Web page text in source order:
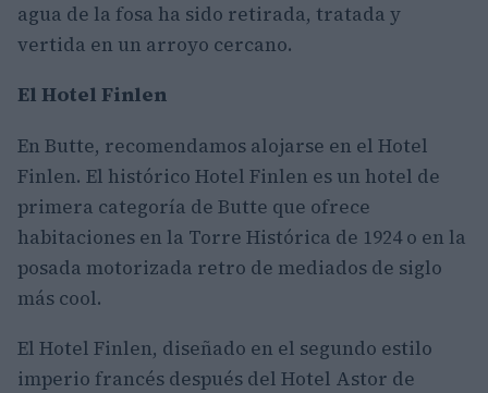
agua de la fosa ha sido retirada, tratada y
vertida en un arroyo cercano.
El Hotel Finlen
En Butte, recomendamos alojarse en el Hotel
Finlen. El histórico Hotel Finlen es un hotel de
primera categoría de Butte que ofrece
habitaciones en la Torre Histórica de 1924 o en la
posada motorizada retro de mediados de siglo
más cool.
El Hotel Finlen, diseñado en el segundo estilo
imperio francés después del Hotel Astor de